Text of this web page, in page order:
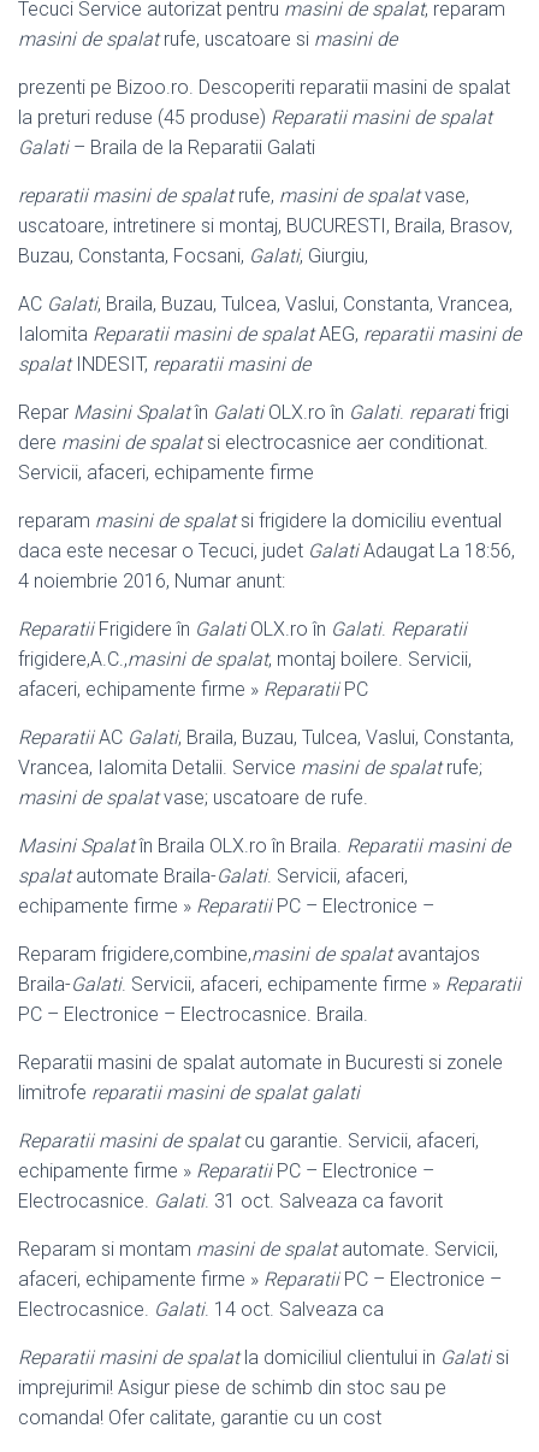
Tecuci Service autorizat pentru masini de spalat, reparam
masini de spalatrufe, uscatoare si masini de
prezenti pe Bizoo.ro. Descoperiti reparatii masini de spalat
la preturi reduse (45 produse) Reparatii masini de spalat
Galati– Braila de la Reparatii Galati
reparatii masini de spalatrufe, masini de spalatvase,
uscatoare, intretinere si montaj, BUCURESTI, Braila, Brasov,
Buzau, Constanta, Focsani, Galati, Giurgiu,
AC Galati, Braila, Buzau, Tulcea, Vaslui, Constanta, Vrancea,
Ialomita Reparatii masini de spalatAEG, reparatii masini de
spalatINDESIT, reparatii masini de
Repar Masini Spalatîn GalatiOLX.ro în Galati. reparatifrigi
dere masini de spalatsi electrocasnice aer conditionat.
Servicii, afaceri, echipamente firme
reparam masini de spalatsi frigidere la domiciliu eventual
daca este necesar o Tecuci, judet GalatiAdaugat La 18:56,
4 noiembrie 2016, Numar anunt:
ReparatiiFrigidere în GalatiOLX.ro în Galati. Reparatii
frigidere,A.C.,masini de spalat, montaj boilere. Servicii,
afaceri, echipamente firme » ReparatiiPC
ReparatiiAC Galati, Braila, Buzau, Tulcea, Vaslui, Constanta,
Vrancea, Ialomita Detalii. Service masini de spalatrufe;
masini de spalatvase; uscatoare de rufe.
Masini Spalatîn Braila OLX.ro în Braila. Reparatii masini de
spalatautomate Braila-Galati. Servicii, afaceri,
echipamente firme » ReparatiiPC – Electronice –
Reparam frigidere,combine,masini de spalatavantajos
Braila-Galati. Servicii, afaceri, echipamente firme » Reparatii
PC – Electronice – Electrocasnice. Braila.
Reparatii masini de spalat automate in Bucuresti si zonele
limitrofe reparatii masini de spalat galati
Reparatii masini de spalatcu garantie. Servicii, afaceri,
echipamente firme » ReparatiiPC – Electronice –
Electrocasnice. Galati. 31 oct. Salveaza ca favorit
Reparam si montam masini de spalatautomate. Servicii,
afaceri, echipamente firme » ReparatiiPC – Electronice –
Electrocasnice. Galati. 14 oct. Salveaza ca
Reparatii masini de spalatla domiciliul clientului in Galatisi
imprejurimi! Asigur piese de schimb din stoc sau pe
comanda! Ofer calitate, garantie cu un cost